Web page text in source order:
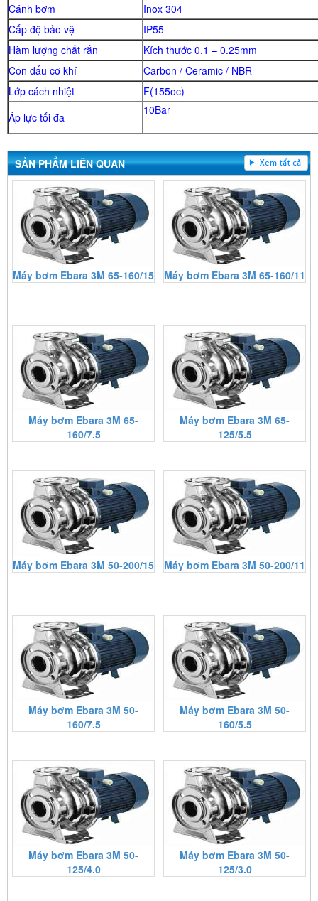
Cánh bơm
Inox 304
Cấp độ bảo vệ
IP55
Hàm lượng chất rắn
Kích thước 0.1 – 0.25mm
Con dấu cơ khí
Carbon / Ceramic / NBR
Lớp cách nhiệt
F(155oc)
Áp lực tối đa
10Bar
SẢN PHẨM LIÊN QUAN
Máy bơm Ebara 3M 65-160/15 Máy bơm Ebara 3M 65-160/11
Máy bơm Ebara 3M 65-
160/7.5
Máy bơm Ebara 3M 65-
125/5.5
Máy bơm Ebara 3M 50-200/15 Máy bơm Ebara 3M 50-200/11
Máy bơm Ebara 3M 50-
160/7.5
Máy bơm Ebara 3M 50-
160/5.5
Máy bơm Ebara 3M 50-
125/4.0
Máy bơm Ebara 3M 50-
125/3.0